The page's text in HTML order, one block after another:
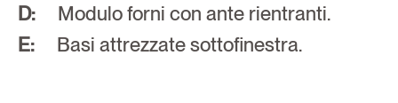
D:
     Modulo forni con ante rientranti.
E:
     Basi attrezzate sottofinestra.